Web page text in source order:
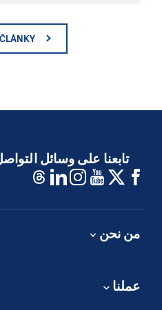
تابعنا على وسائل
من نحن
عملنا